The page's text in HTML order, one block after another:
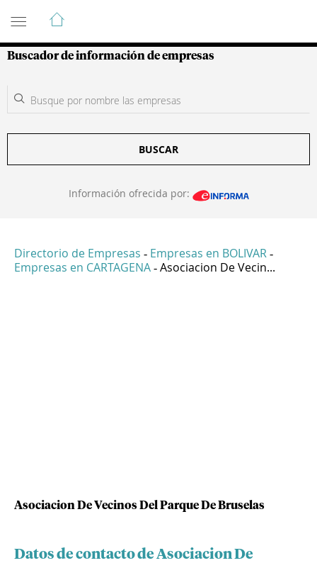
Guía de Empresas Colombianas
Buscador de información de empresas
BUSCAR
Información ofrecida por:
Directorio de Empresas - Empresas en BOLIVAR -
Empresas en CARTAGENA - Asociacion De Vecin...
Asociacion De Vecinos Del Parque De Bruselas
Datos de contacto de Asociacion De